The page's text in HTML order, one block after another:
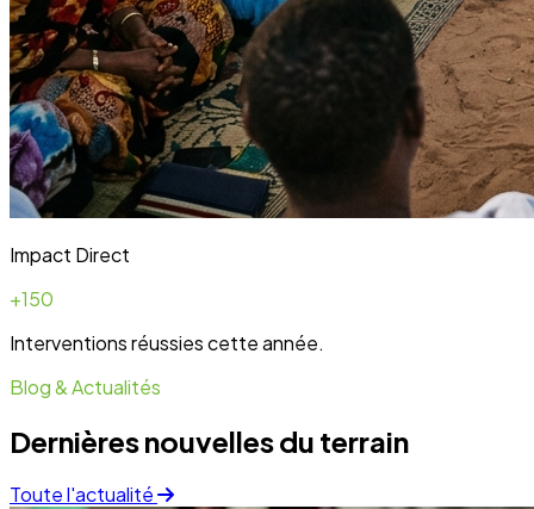
Impact Direct
+150
Interventions réussies cette année.
Blog & Actualités
Dernières nouvelles du terrain
Toute l'actualité